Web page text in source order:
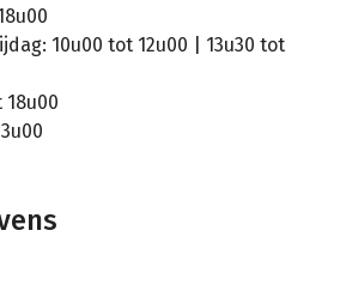
10u00 tot 12u00 | 13u30 tot